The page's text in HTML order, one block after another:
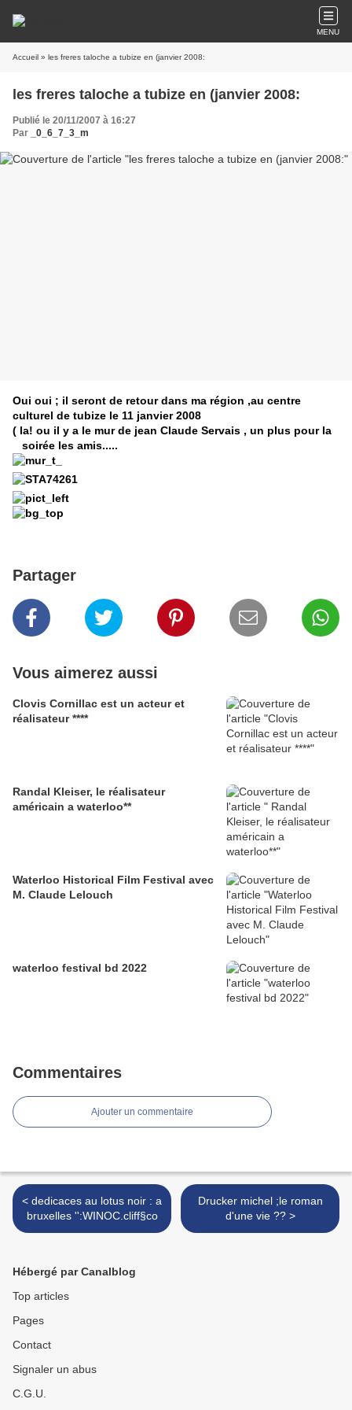
MENU
Accueil » les freres taloche a tubize en (janvier 2008:
les freres taloche a tubize en (janvier 2008:
Publié le 20/11/2007 à 16:27
Par
_0_6_7_3_m
Oui oui ; il seront de retour dans ma région ,au centre
culturel de tubize le 11 janvier 2008
( la! ou il y a le mur de jean Claude Servais , un plus pour la
soirée les amis.....
Partager
Vous aimerez aussi
Clovis Cornillac est un acteur et
réalisateur ****
Randal Kleiser, le réalisateur
américain a waterloo**
Waterloo Historical Film Festival avec
M. Claude Lelouch
waterloo festival bd 2022
Commentaires
Ajouter un commentaire
< dedicaces au lotus noir : a
bruxelles '':WINOC.cliff§co
Drucker michel ;le roman
d'une vie ?? >
Hébergé par Canalblog
Top articles
Pages
Contact
Signaler un abus
C.G.U.